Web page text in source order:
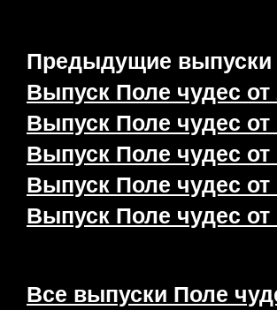
Предыдущие выпуски
Выпуск Поле чудес от
Выпуск Поле чудес от
Выпуск Поле чудес от
Выпуск Поле чудес от
Выпуск Поле чудес от
Все выпуски Поле